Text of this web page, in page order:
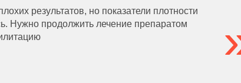
результатов, но показатели плотности
Нужно продолжить лечение препаратом